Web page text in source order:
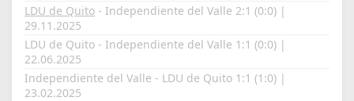
LDU de Quito - Independiente del Valle 2:1 (0:0) |
29.11.2025
LDU de Quito - Independiente del Valle 1:1 (0:0) |
22.06.2025
Independiente del Valle - LDU de Quito 1:1 (1:0) |
23.02.2025